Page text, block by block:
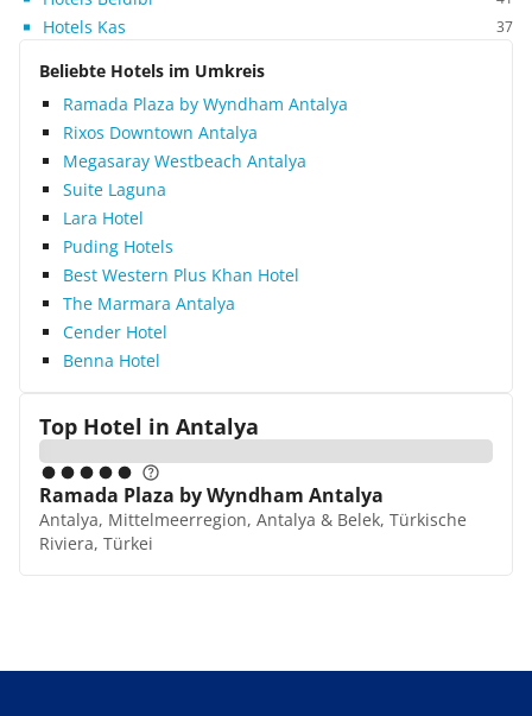
Gebühr) verwöhnen lassen. Im Hotel wird
tagsüber keine Animation geboten. Abends gibt es
jedoch manchmal Livemusik. Wer tagsüber viel
gemütliche und preiswerte
Übernachtungsmöglichkeit. Die Stadt Antalya mit
ihrer schönen Altstadt ist absolut sehenswert.
Empfehlen kann ich außerdem einen Ausflug zu
den antiken Städten Perge und Aspendos. Über
1500 Jahre alte Ruinen und das Theater sind
wirklich sehenswert. Fazit: Ein günstiges Hotel
mitten in der Altstadt von Antalya. Ideal für Gäste,
die tagsüber viel unterwegs sind und eine zentral
gelegene Übernachtungsmöglichkeit suchen.
Hotels Kas 37
Beliebte Hotels im Umkreis
Ramada Plaza by Wyndham Antalya
Rixos Downtown Antalya
Megasaray Westbeach Antalya
Suite Laguna
Lara Hotel
Puding Hotels
Best Western Plus Khan Hotel
The Marmara Antalya
Cender Hotel
Benna Hotel
Top Hotel in Antalya
Ramada Plaza by Wyndham Antalya
Antalya, Mittelmeerregion, Antalya & Belek, Türkische
Riviera, Türkei